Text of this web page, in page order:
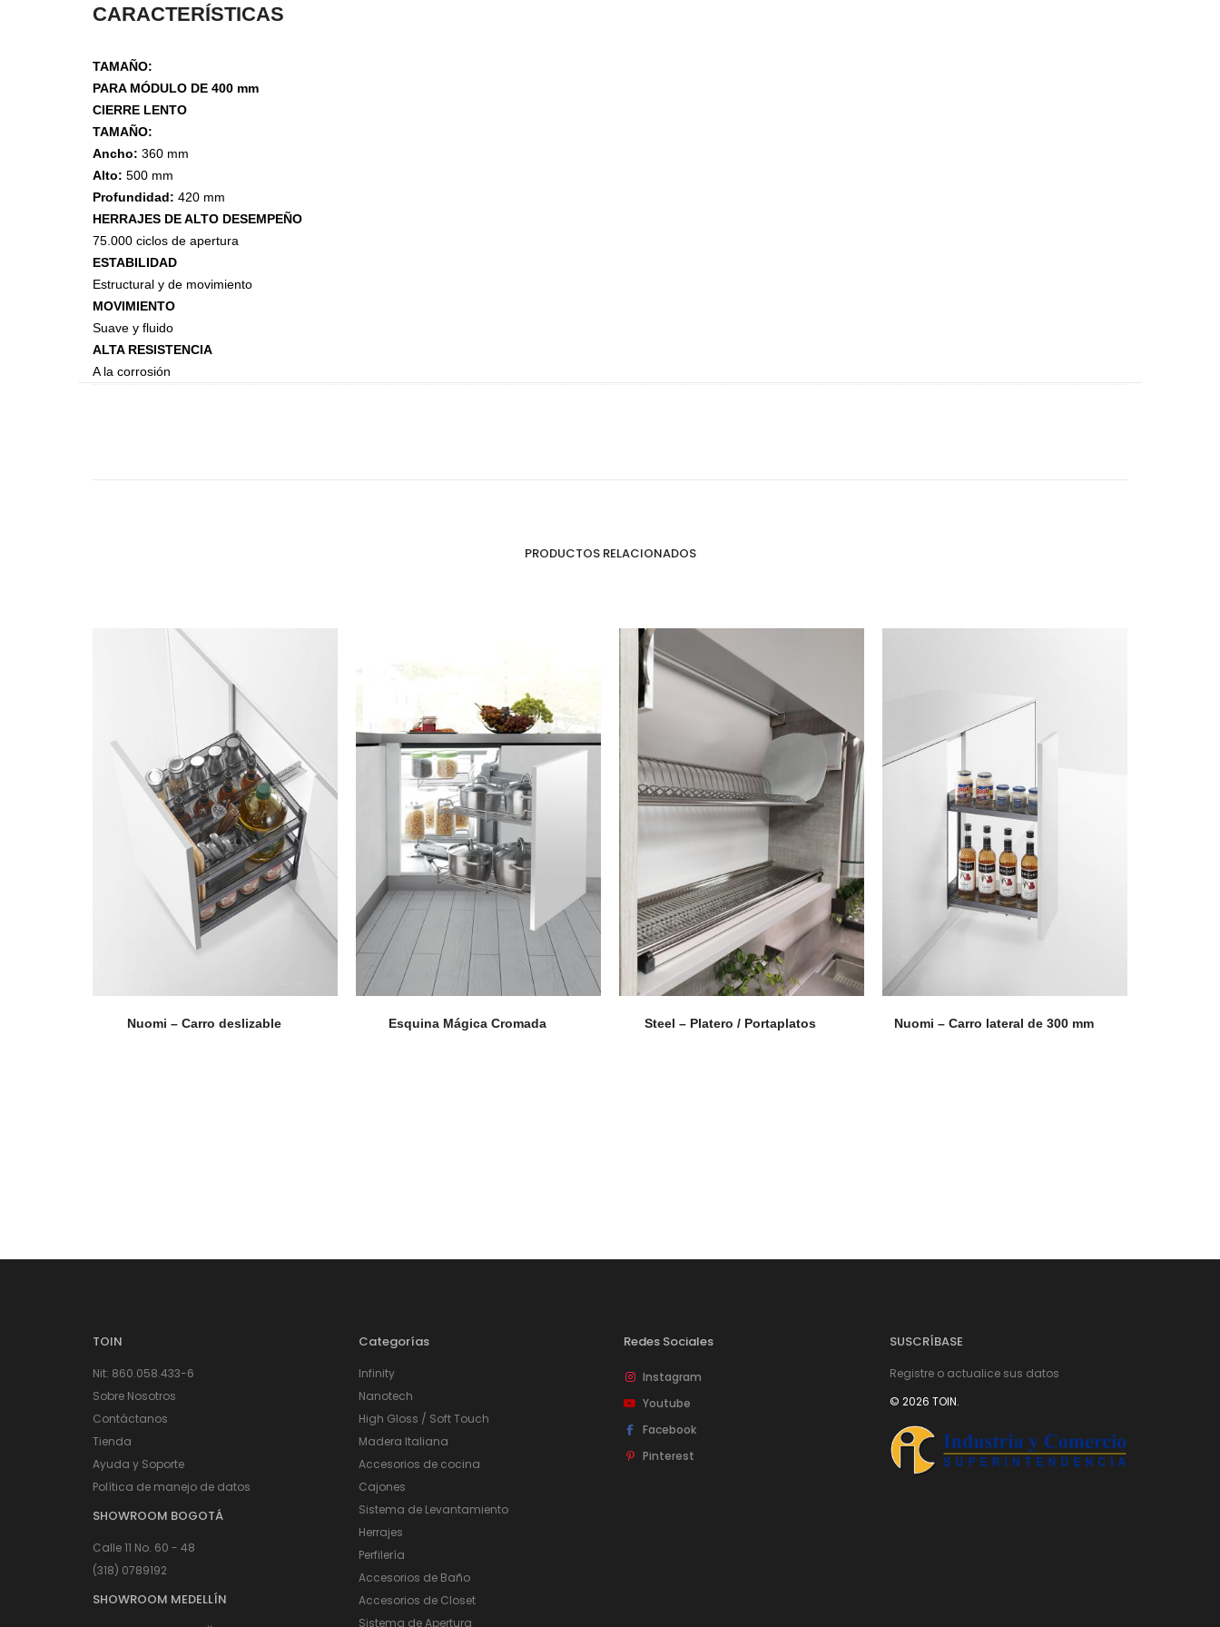
Steel
Accesorios de Closet
Accesorios Monika
Accesorios Riva
Sistema de Apertura Perfilería
Estrepaños
Manijas
Puertas o Frentes
Zócalos
Fachada - Revestimiento
EcoLeather
CARACTERÍSTICAS
TAMAÑO:
PARA MÓDULO DE 400 mm
CIERRE LENTO
TAMAÑO:
Ancho: 360 mm
Alto: 500 mm
Profundidad: 420 mm
HERRAJES DE ALTO DESEMPEÑO
75.000 ciclos de apertura
ESTABILIDAD
Estructural y de movimiento
MOVIMIENTO
Suave y fluido
ALTA RESISTENCIA
A la corrosión
PRODUCTOS RELACIONADOS
Nuomi – Carro deslizable Esquina Mágica Cromada Steel – Platero / Portaplatos Nuomi – Carro lateral de 300 mm
TOIN
Nit: 860.058.433-6
Sobre Nosotros
Contáctanos
Tienda
Ayuda y Soporte
Política de manejo de datos
SHOWROOM BOGOTÁ
Calle 11 No. 60 - 48
(318) 0789192
SHOWROOM MEDELLÍN
Categorías
Infinity
Nanotech
High Gloss / Soft Touch
Madera Italiana
Accesorios de cocina
Cajones
Sistema de Levantamiento
Herrajes
Perfilería
Accesorios de Baño
Accesorios de Closet
Sistema de Apertura
Redes Sociales
Instagram
Youtube
Facebook
Pinterest
SUSCRÍBASE
Registre o actualice sus datos
© 2026 TOIN.